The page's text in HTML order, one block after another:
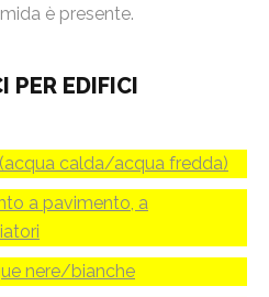
è presente.
PER EDIFICI
calda/acqua fredda)
a pavimento, a
nere/bianche